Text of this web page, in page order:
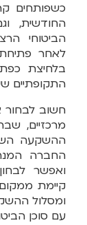
כשפותחים
החודשית,
הביטוחי
לאחר פתיחת
בלחיצת
התקופתיים
חשוב
מרכזיים,
ההשקעה
החברה
ואפשר
קיימת
ומסלול
עם סוכן